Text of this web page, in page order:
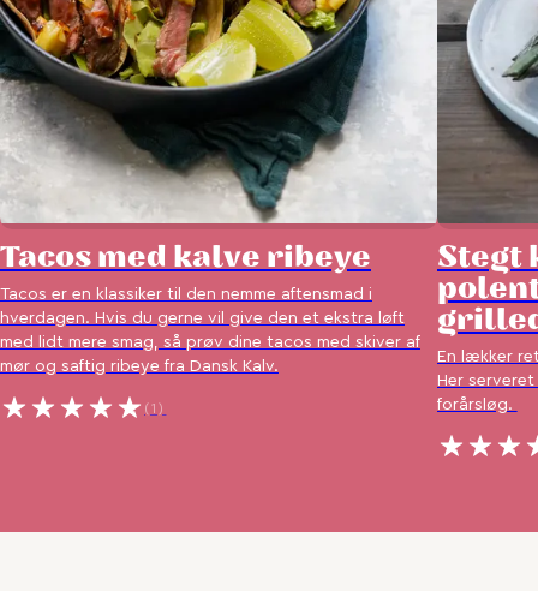
Tacos med kalve ribeye
Tacos er en klassiker til den nemme aftensmad i
hverdagen. Hvis du gerne vil give den et ekstra løft
med lidt mere smag, så prøv dine tacos med skiver af
mør og saftig ribeye fra Dansk Kalv.
(1)
Stegt
En lækker
Her
forårsløg.